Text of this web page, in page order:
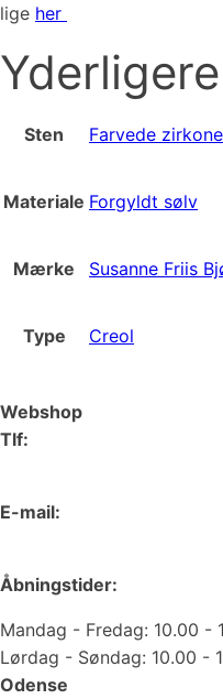
lige her
Sten Farvede
Materiale Forgyldt sølv
Mærke Susanne Friis
Type Creol
Webshop
Tlf:
E-mail:
Åbningstider:
Mandag - Fredag: 10.00 -
Lørdag - Søndag: 10.00 -
Odense